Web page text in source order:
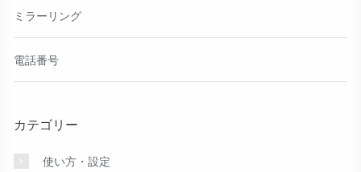
ミラーリング
電話番号
カテゴリー
使い方・設定